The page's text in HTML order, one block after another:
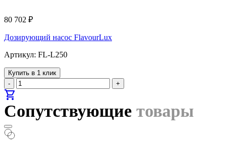
80 702 ₽
Дозирующий насос FlavourLux
Артикул: FL-L250
Купить в 1 клик
-
+
shopping_cart
Сопутствующие товары